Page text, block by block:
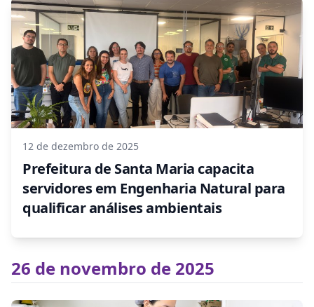
12 de dezembro de 2025
Prefeitura de Santa Maria capacita
servidores em Engenharia Natural para
qualificar análises ambientais
26 de novembro de 2025